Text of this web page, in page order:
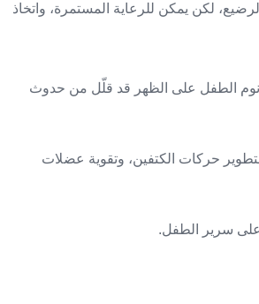
لكن يمكن للرعاية المستمرة، واتخاذ
نوم الطفل على الظهر قد قلّل من حدوث
حركات الكتفين، وتقوية عضلات